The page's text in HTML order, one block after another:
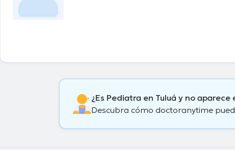
¿Es Pediatra en Tuluá y no aparece
Descubra cómo doctoranytime